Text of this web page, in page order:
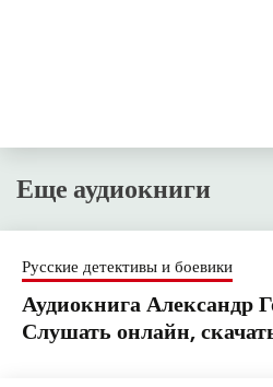
Еще аудиокниги
Русские детективы и боевики
Аудиокнига Александр
Слушать онлайн,